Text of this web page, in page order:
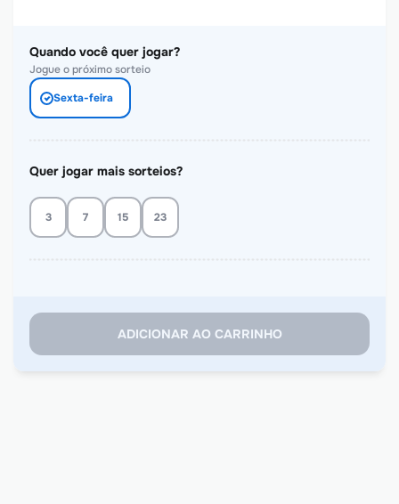
Quando você quer jogar?
Jogue o próximo sorteio
Sexta-feira
Quer jogar mais sorteios?
3 7 15 23